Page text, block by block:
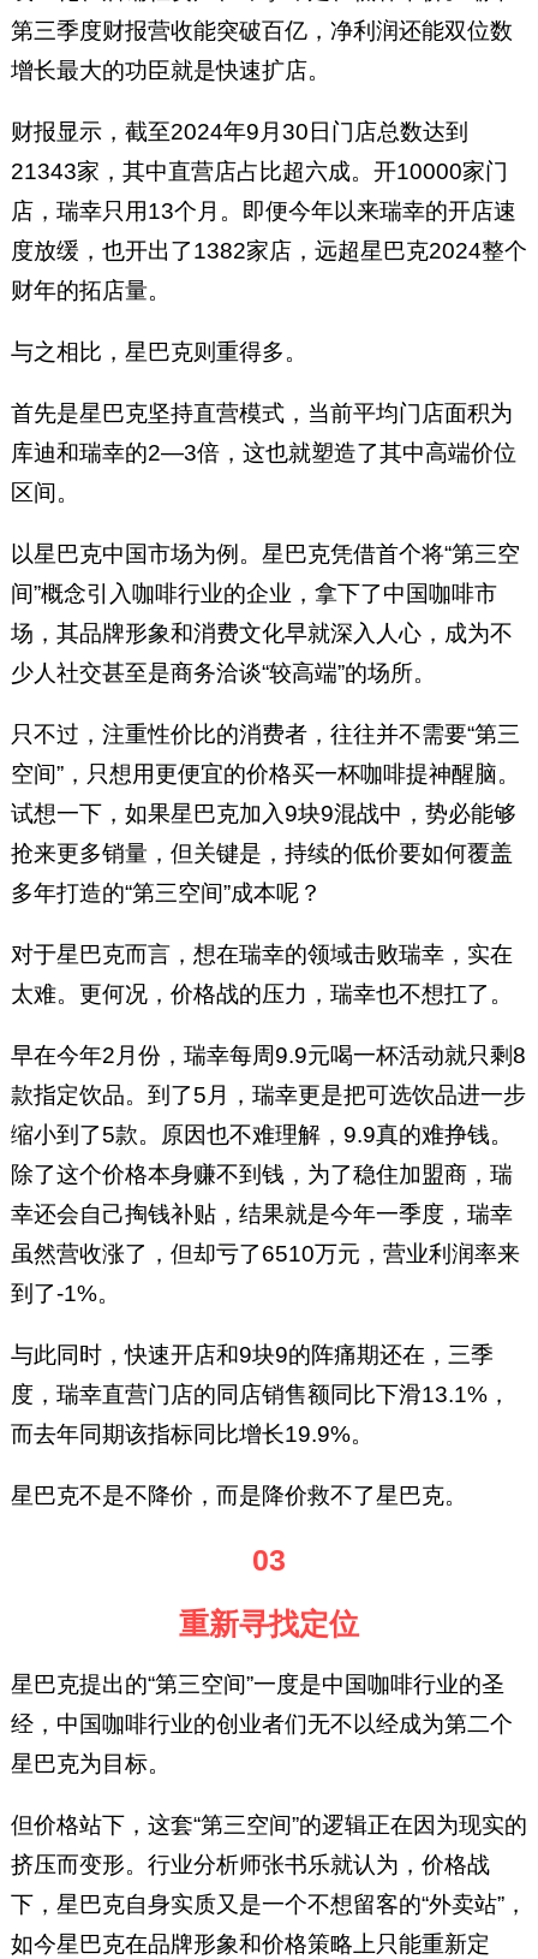
第三季度财报营收能突破百亿，净利润还能双位数
增长最大的功臣就是快速扩店。
财报显示，截至2024年9月30日门店总数达到
21343家，其中直营店占比超六成。开10000家门
店，瑞幸只用13个月。即便今年以来瑞幸的开店速
度放缓，也开出了1382家店，远超星巴克2024整个
财年的拓店量。
与之相比，星巴克则重得多。
首先是星巴克坚持直营模式，当前平均门店面积为
库迪和瑞幸的2—3倍，这也就塑造了其中高端价位
区间。
以星巴克中国市场为例。星巴克凭借首个将“第三空
间”概念引入咖啡行业的企业，拿下了中国咖啡市
场，其品牌形象和消费文化早就深入人心，成为不
少人社交甚至是商务洽谈“较高端”的场所。
只不过，注重性价比的消费者，往往并不需要“第三
空间”，只想用更便宜的价格买一杯咖啡提神醒脑。
试想一下，如果星巴克加入9块9混战中，势必能够
抢来更多销量，但关键是，持续的低价要如何覆盖
多年打造的“第三空间”成本呢？
对于星巴克而言，想在瑞幸的领域击败瑞幸，实在
太难。更何况，价格战的压力，瑞幸也不想扛了。
早在今年2月份，瑞幸每周9.9元喝一杯活动就只剩8
款指定饮品。到了5月，瑞幸更是把可选饮品进一步
缩小到了5款。原因也不难理解，9.9真的难挣钱。
除了这个价格本身赚不到钱，为了稳住加盟商，瑞
幸还会自己掏钱补贴，结果就是今年一季度，瑞幸
虽然营收涨了，但却亏了6510万元，营业利润率来
到了-1%。
与此同时，快速开店和9块9的阵痛期还在，三季
度，瑞幸直营门店的同店销售额同比下滑13.1%，
而去年同期该指标同比增长19.9%。
星巴克不是不降价，而是降价救不了星巴克。
03
重新寻找定位
星巴克提出的“第三空间”一度是中国咖啡行业的圣
经，中国咖啡行业的创业者们无不以经成为第二个
星巴克为目标。
但价格站下，这套“第三空间”的逻辑正在因为现实的
挤压而变形。行业分析师张书乐就认为，价格战
下，星巴克自身实质又是一个不想留客的“外卖站”，
如今星巴克在品牌形象和价格策略上只能重新定